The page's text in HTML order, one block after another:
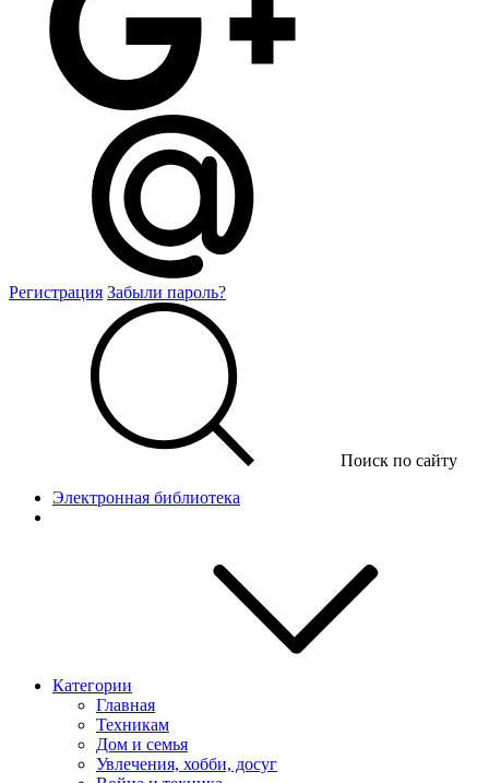
Регистрация Забыли пароль?
Поиск по сайту
Электронная библиотека
Категории
Главная
Техникам
Дом и семья
Увлечения, хобби, досуг